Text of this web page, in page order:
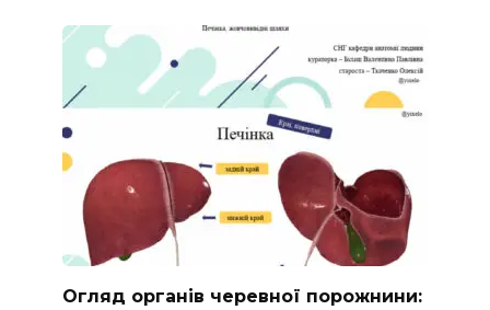
Огляд органів черевної порожнини: